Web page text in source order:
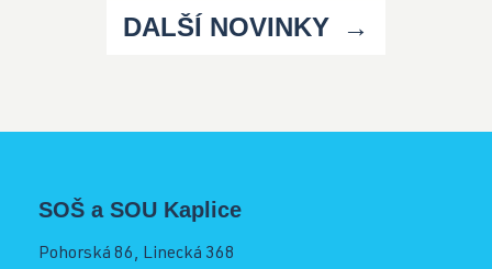
DALŠÍ NOVINKY
SOŠ a SOU Kaplice
Pohorská 86, Linecká 368